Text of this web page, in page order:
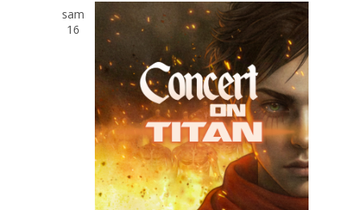
sam
16